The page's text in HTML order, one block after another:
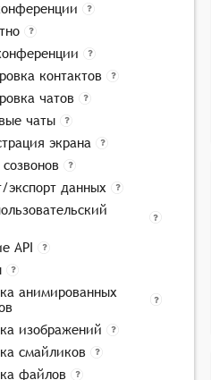
контактов
чатов
чаты
экрана
экспорт данных
API
анимированных
изображений
смайликов
файлов